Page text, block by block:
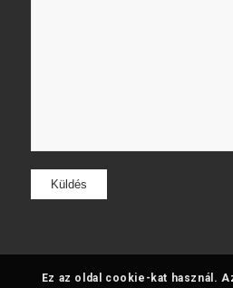
Ez az oldal cookie-kat használ.